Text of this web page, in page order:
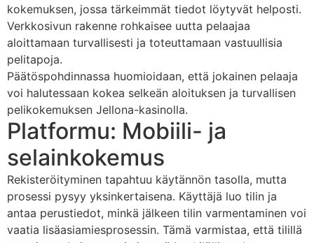
kokemuksen, jossa tärkeimmät tiedot löytyvät helposti.
Verkkosivun rakenne rohkaisee uutta pelaajaa
aloittamaan turvallisesti ja toteuttamaan vastuullisia
pelitapoja.
Päätöspohdinnassa huomioidaan, että jokainen pelaaja
voi halutessaan kokea selkeän aloituksen ja turvallisen
pelikokemuksen Jellona-kasinolla.
Platformu: Mobiili- ja
selainkokemus
Rekisteröityminen tapahtuu käytännön tasolla, mutta
prosessi pysyy yksinkertaisena. Käyttäjä luo tilin ja
antaa perustiedot, minkä jälkeen tilin varmentaminen voi
vaatia lisäasiamiesprosessin. Tämä varmistaa, että tilillä